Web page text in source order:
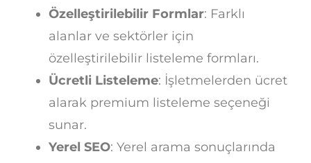
Özelleştirilebilir Formlar: Farklı
alanlar ve sektörler için
özelleştirilebilir listeleme formları.
Ücretli Listeleme: İşletmelerden ücret
alarak premium listeleme seçeneği
sunar.
Yerel SEO: Yerel arama sonuçlarında